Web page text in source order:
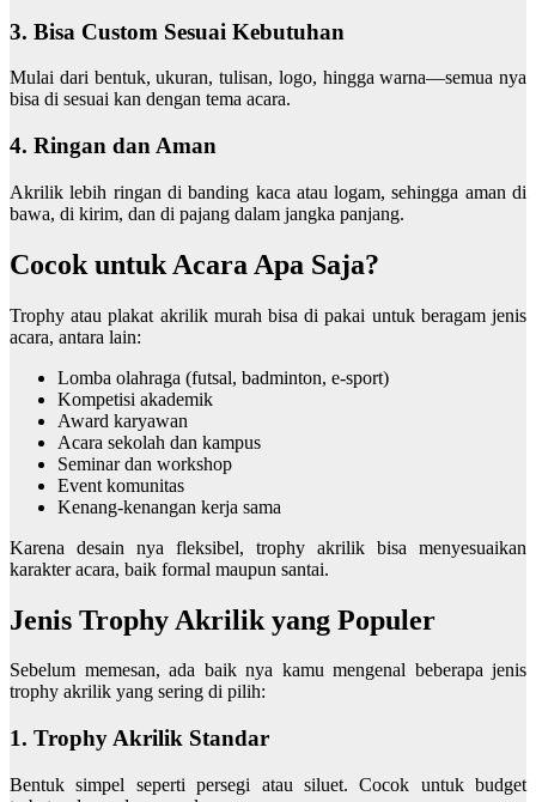
3. Bisa Custom Sesuai Kebutuhan
Mulai dari bentuk, ukuran, tulisan, logo, hingga warna—semua nya
bisa di sesuai kan dengan tema acara.
4. Ringan dan Aman
Akrilik lebih ringan di banding kaca atau logam, sehingga aman di
bawa, di kirim, dan di pajang dalam jangka panjang.
Cocok untuk Acara Apa Saja?
Trophy atau plakat akrilik murah bisa di pakai untuk beragam jenis
acara, antara lain:
Lomba olahraga (futsal, badminton, e-sport)
Kompetisi akademik
Award karyawan
Acara sekolah dan kampus
Seminar dan workshop
Event komunitas
Kenang-kenangan kerja sama
Karena desain nya fleksibel, trophy akrilik bisa menyesuaikan
karakter acara, baik formal maupun santai.
Jenis Trophy Akrilik yang Populer
Sebelum memesan, ada baik nya kamu mengenal beberapa jenis
trophy akrilik yang sering di pilih:
1. Trophy Akrilik Standar
Bentuk simpel seperti persegi atau siluet. Cocok untuk budget